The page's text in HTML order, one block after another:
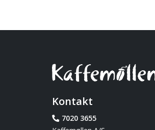
Kontakt
7020 3655